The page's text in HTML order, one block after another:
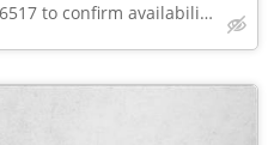
Call (888) 201-6517 to confirm availability - May 14th